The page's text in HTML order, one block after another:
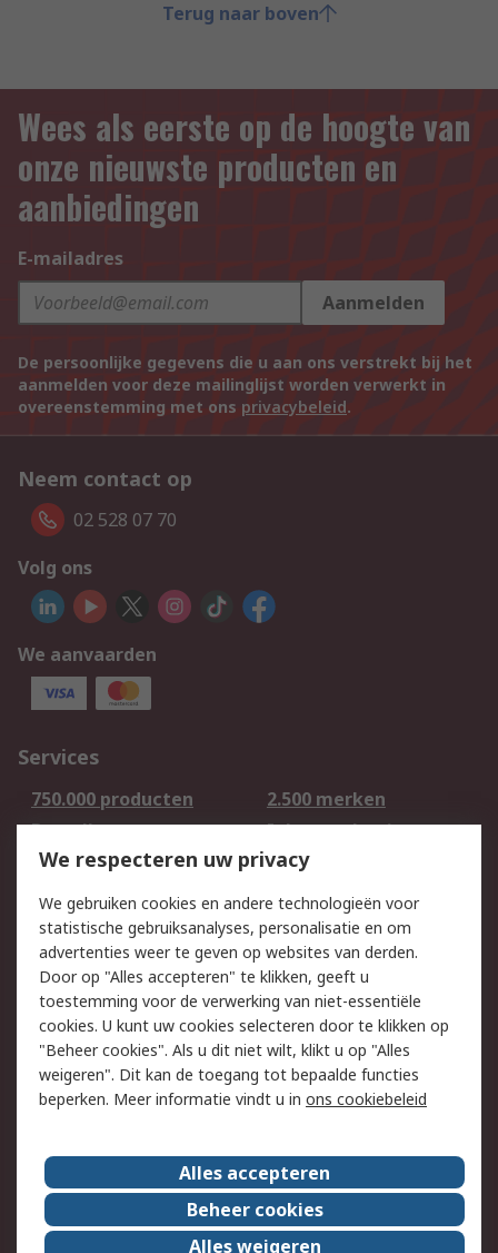
Terug naar boven
Wees als eerste op de hoogte van
onze nieuwste producten en
aanbiedingen
E-mailadres
Aanmelden
De persoonlijke gegevens die u aan ons verstrekt bij het
aanmelden voor deze mailinglijst worden verwerkt in
overeenstemming met ons privacybeleid.
Neem contact op
02 528 07 70
Volg ons
We aanvaarden
Services
750.000 producten
2.500 merken
Bestellen
Inkoopoplossingen
Retouren
Technisch advies
Track & Trace
Wettelijk
Cookiebeleid
Email veiligheid
Privacybeleid -
Bijgewerkt
Websitevoorwaarden
Algemene
verkoopvoorwaarden
Over RS
RS Group
Over ons
RS wereldwijd
Werken bij RS
We respecteren uw privacy
We gebruiken cookies en andere technologieën voor
statistische gebruiksanalyses, personalisatie en om
advertenties weer te geven op websites van derden.
Door op "Alles accepteren" te klikken, geeft u
toestemming voor de verwerking van niet-essentiële
cookies. U kunt uw cookies selecteren door te klikken op
"Beheer cookies". Als u dit niet wilt, klikt u op "Alles
weigeren". Dit kan de toegang tot bepaalde functies
beperken. Meer informatie vindt u in ons cookiebeleid
Alles accepteren
Beheer cookies
Alles weigeren